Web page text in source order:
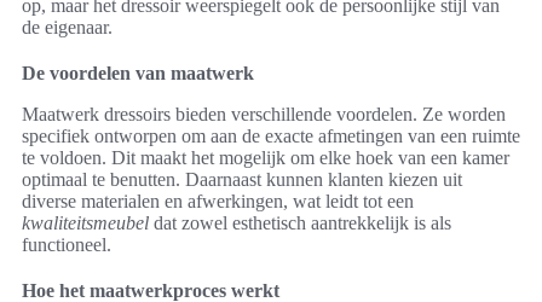
op, maar het dressoir weerspiegelt ook de persoonlijke stijl van
de eigenaar.
De voordelen van maatwerk
Maatwerk dressoirs bieden verschillende voordelen. Ze worden
specifiek ontworpen om aan de exacte afmetingen van een ruimte
te voldoen. Dit maakt het mogelijk om elke hoek van een kamer
optimaal te benutten. Daarnaast kunnen klanten kiezen uit
diverse materialen en afwerkingen, wat leidt tot een
kwaliteitsmeubel dat zowel esthetisch aantrekkelijk is als
functioneel.
Hoe het maatwerkproces werkt